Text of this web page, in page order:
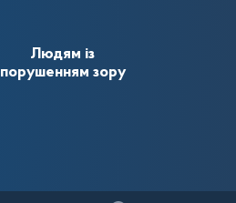
Людям із
порушенням зору